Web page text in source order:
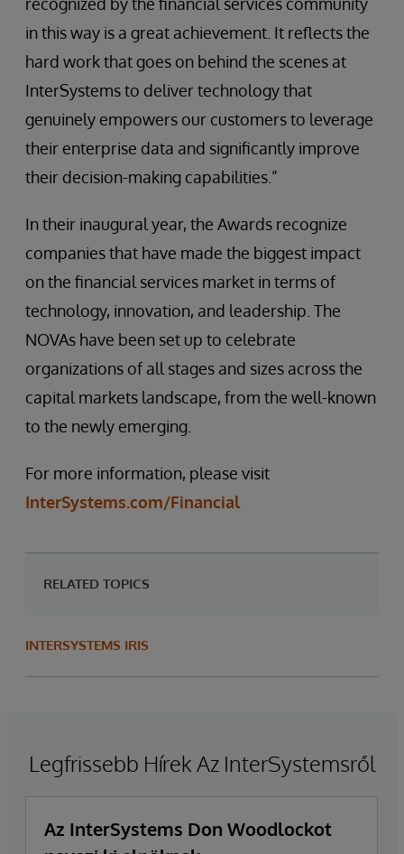
in this way is a great achievement. It reflects the
hard work that goes on behind the scenes at
InterSystems to deliver technology that
genuinely empowers our customers to leverage
their enterprise data and significantly improve
their decision-making capabilities.”
In their inaugural year, the Awards recognize
companies that have made the biggest impact
on the financial services market in terms of
technology, innovation, and leadership. The
NOVAs have been set up to celebrate
organizations of all stages and sizes across the
capital markets landscape, from the well-known
to the newly emerging.
For more information, please visit
InterSystems.com/Financial
RELATED TOPICS
INTERSYSTEMS IRIS
Legfrissebb Hírek Az InterSystemsről
Az InterSystems Don Woodlockot